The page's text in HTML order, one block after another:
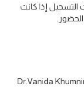
التسجيل إذا كانت
Dr.Vanida